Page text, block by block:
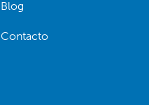
Blog
Contacto